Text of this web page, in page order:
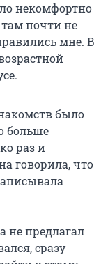
некомфортно
почти не
мне. В
было
больше
раз и
говорила, что
не предлагал
сразу